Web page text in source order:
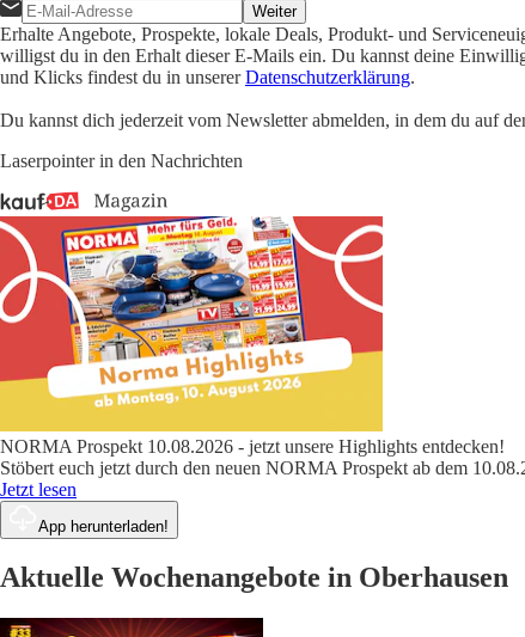
Weiter
Erhalte Angebote, Prospekte, lokale Deals, Produkt- und
willigst du in den Erhalt dieser E-Mails ein. Du kannst deine
und Klicks findest du in unsererDatenschutzerklärung.
Du kannst dich jederzeit vom Newsletter abmelden, in dem du auf
Laserpointer in den Nachrichten
NORMA Prospekt 10.08.2026 - jetzt unsere Highlights entdecken!
Stöbert euch jetzt durch den neuen NORMA Prospekt ab dem
Jetzt lesen
App herunterladen!
Aktuelle Wochenangebote in Oberhausen